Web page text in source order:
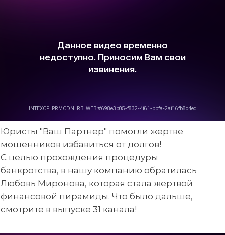
Юристы "Ваш Партнер" помогли жертве
мошенников избавиться от долгов!
С целью прохождения процедуры
банкротства, в нашу компанию обратилась
Любовь Миронова, которая стала жертвой
финансовой пирамиды. Что было дальше,
смотрите в выпуске 31 канала!